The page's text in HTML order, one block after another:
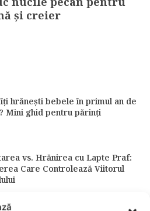
și creier
îți hrănești bebele în primul an de
Mini ghid pentru părinți
vs. Hrănirea cu Lapte Praf:
Care Controlează Viitorul